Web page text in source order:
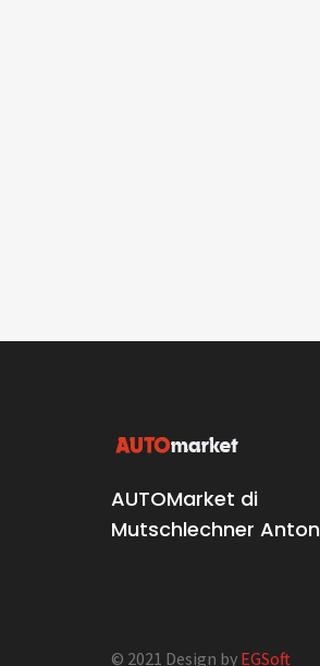
AUTOMarket di
Mutschlechner Anton
© 2021 Design by EGSoft